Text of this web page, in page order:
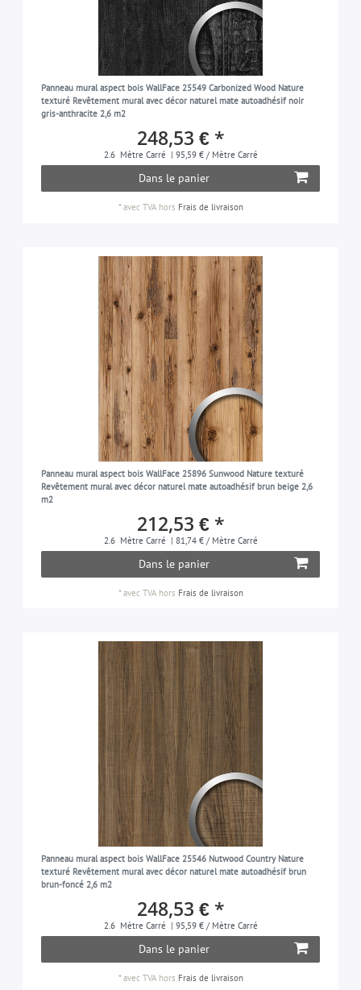
Panneau mural aspect bois WallFace 25549 Carbonized Wood Nature
texturé Revêtement mural avec décor naturel mate autoadhésif noir
gris-anthracite 2,6 m2
248,53 € *
2.6 Mètre Carré | 95,59 € / Mètre Carré
Dans le panier
*avec TVAhors Frais de livraison
Panneau mural aspect bois WallFace 25896 Sunwood Nature texturé
Revêtement mural avec décor naturel mate autoadhésif brun beige 2,6
m2
212,53 € *
2.6 Mètre Carré | 81,74 € / Mètre Carré
Dans le panier
*avec TVAhors Frais de livraison
Panneau mural aspect bois WallFace 25546 Nutwood Country Nature
texturé Revêtement mural avec décor naturel mate autoadhésif brun
brun-foncé 2,6 m2
248,53 € *
2.6 Mètre Carré | 95,59 € / Mètre Carré
Dans le panier
*avec TVAhors Frais de livraison